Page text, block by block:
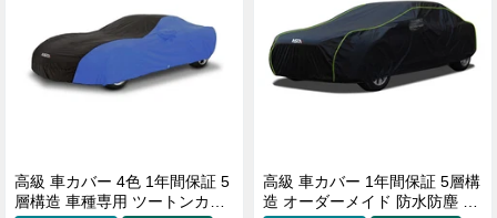
高級 車カバー 4色 1年間保証 5
層構造 車種専用 ツートンカラ
高級 車カバー 1年間保証 5層構
造 オーダーメイド 防水防塵 裏